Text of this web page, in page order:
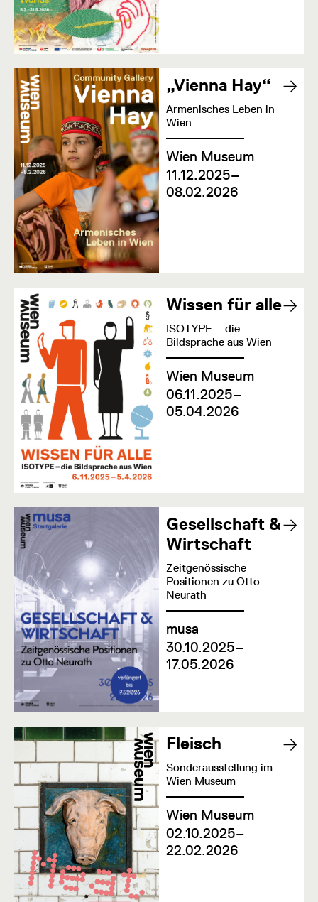
„Vienna Hay“
Armenisches Leben in
Wien
Wien Museum
11.12.2025–
08.02.2026
Wissen für alle
ISOTYPE – die
Bildsprache aus Wien
Wien Museum
06.11.2025–
05.04.2026
Gesellschaft &
Wirtschaft
Zeitgenössische
Positionen zu Otto
Neurath
musa
30.10.2025–
17.05.2026
Fleisch
Sonderausstellung im
Wien Museum
Wien Museum
02.10.2025–
22.02.2026